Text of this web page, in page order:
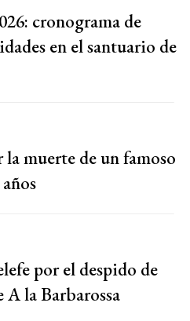
cronograma de
en el santuario de
muerte de un famoso
por el despido de
A la Barbarossa